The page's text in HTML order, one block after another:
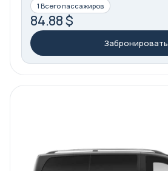
1 Всего пассажиров
84.88 $
Забронировать